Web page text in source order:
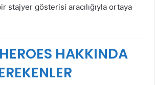
stajyer gösterisi aracılığıyla ortaya
HAKKINDA